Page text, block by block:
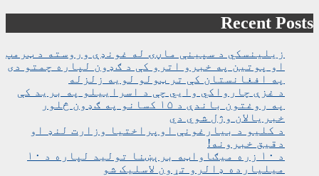
Recent Posts
زیلینسکي د سپینې ماڼۍ له غونډې وروسته د ټرمپ
او پوتین په خبرو اترو کې د ګډون لپاره چمتو دی
په افغانستان کې تر ټولو لویه زلزله
د غزې چارواکي وايي چې د اسراییلو په برید کې
په روغتون باندې د ۱۵ کسانو په ګډون څلور
خبریالان وژل شوي دي
د کلیو د بیارغونې اوپراختیا وزارت لنډ او
دقیق خبرونه!
د ۱۰ زره میګاواټه برېښنا تولید لپاره د ۱۰
میلیارده ډالرو تړون لاسلیک شو